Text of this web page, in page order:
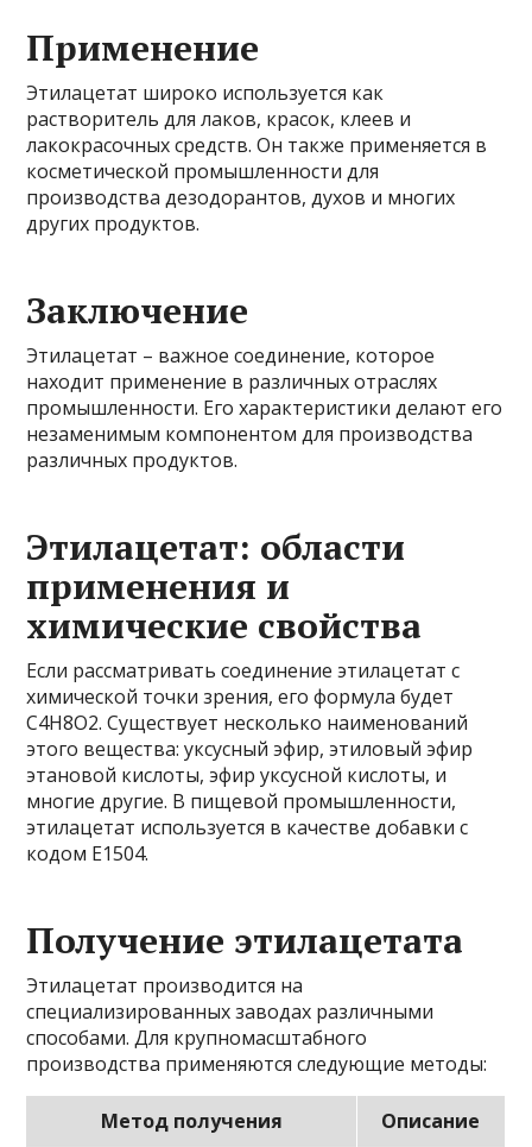
Применение
Этилацетат широко используется как
растворитель для лаков, красок, клеев и
лакокрасочных средств. Он также применяется в
косметической промышленности для
производства дезодорантов, духов и многих
других продуктов.
Заключение
Этилацетат – важное соединение, которое
находит применение в различных отраслях
промышленности. Его характеристики делают его
незаменимым компонентом для производства
различных продуктов.
Этилацетат: области
применения и
химические свойства
Если рассматривать соединение этилацетат с
химической точки зрения, его формула будет
C4H8O2. Существует несколько наименований
этого вещества: уксусный эфир, этиловый эфир
этановой кислоты, эфир уксусной кислоты, и
многие другие. В пищевой промышленности,
этилацетат используется в качестве добавки с
кодом E1504.
Получение этилацетата
Этилацетат производится на
специализированных заводах различными
способами. Для крупномасштабного
производства применяются следующие методы:
Метод получения
Описание